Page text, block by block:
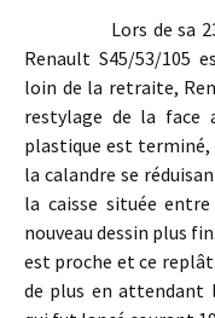
Lors de sa
Renault S45/53/105
loin de la retraite,
restylage de la face
plastique est
la calandre se
la caisse située
nouveau dessin plus
est proche et ce
de plus en attendant